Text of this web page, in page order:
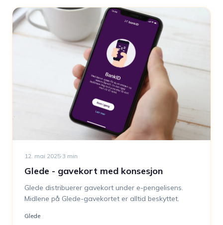
12. mai 2025·3 min
Glede - gavekort med konsesjon
Glede distribuerer gavekort under e-pengelisens.
Midlene på Glede-gavekortet er alltid beskyttet.
Glede